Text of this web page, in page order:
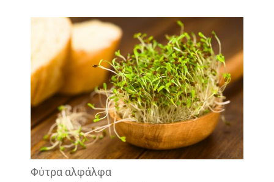
Φύτρα αλφάλφα